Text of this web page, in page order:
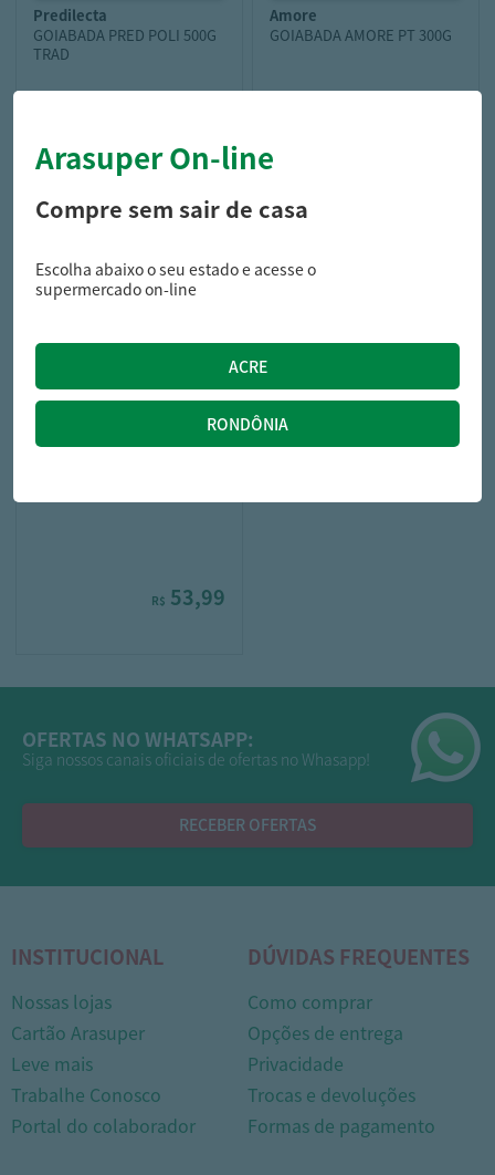
predilecta
GOIABADA PRED POLI 500G
TRAD
R$ 10,29
amore
GOIABADA AMORE PT 300G
R$ 53,99
OFERTAS NO WHATSAPP:
Siga nossos canais oficiais de ofertas no Whasapp!
RECEBER OFERTAS
INSTITUCIONAL
Nossas lojas
Cartão Arasuper
Leve mais
Trabalhe Conosco
Portal do colaborador
DÚVIDAS FREQUENTES
Como comprar
Opções de entrega
Privacidade
Trocas e devoluções
Formas de pagamento
Arasuper On-line
Compre sem sair de casa
Escolha abaixo o seu estado e acesse o
supermercado on-line